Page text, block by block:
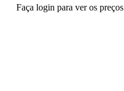
Faça login para ver os preços